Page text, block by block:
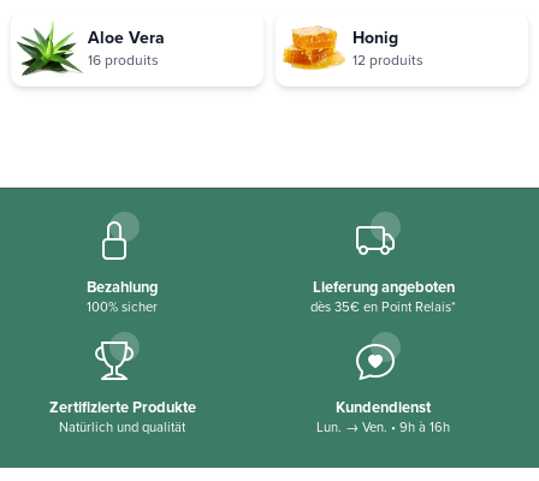
Aloe Vera
16 produits
Honig
12 produits
Bezahlung
100% sicher
Lieferung angeboten
dès 35€ en Point Relais*
Zertifizierte Produkte
Natürlich und qualität
Kundendienst
Lun. → Ven. • 9h à 16h